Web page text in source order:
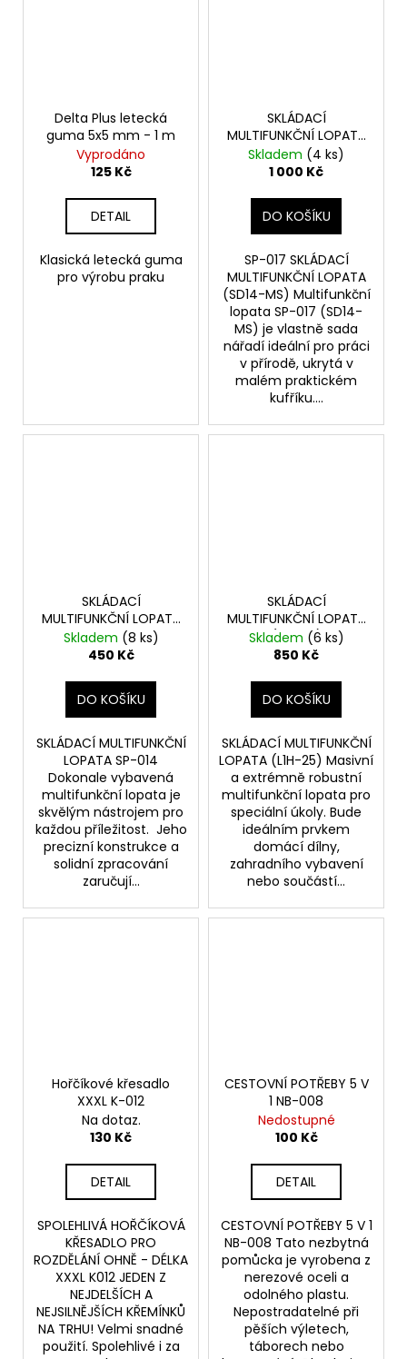
Delta Plus letecká
guma 5x5 mm - 1 m
Vyprodáno
125 Kč
DETAIL
Klasická letecká guma
pro výrobu praku
SKLÁDACÍ
MULTIFUNKČNÍ LOPATA
SP-017
Skladem (4 ks)
1 000 Kč
DO KOŠÍKU
SP-017 SKLÁDACÍ
MULTIFUNKČNÍ LOPATA
(SD14-MS) Multifunkční
lopata SP-017 (SD14-
MS) je vlastně sada
nářadí ideální pro práci
v přírodě, ukrytá v
malém praktickém
kufříku....
SKLÁDACÍ
MULTIFUNKČNÍ LOPATA
SP-014
Skladem (8 ks)
450 Kč
DO KOŠÍKU
SKLÁDACÍ MULTIFUNKČNÍ
LOPATA SP-014
Dokonale vybavená
multifunkční lopata je
skvělým nástrojem pro
každou příležitost. Jeho
precizní konstrukce a
solidní zpracování
zaručují...
SKLÁDACÍ
MULTIFUNKČNÍ LOPATA
(L1H-25)
Skladem (6 ks)
850 Kč
DO KOŠÍKU
SKLÁDACÍ MULTIFUNKČNÍ
LOPATA (L1H-25) Masivní
a extrémně robustní
multifunkční lopata pro
speciální úkoly. Bude
ideálním prvkem
domácí dílny,
zahradního vybavení
nebo součástí...
Hořčíkové křesadlo
XXXL K-012
Na dotaz.
130 Kč
DETAIL
SPOLEHLIVÁ HOŘČÍKOVÁ
KŘESADLO PRO
ROZDĚLÁNÍ OHNĚ - DÉLKA
XXXL K012 JEDEN Z
NEJDELŠÍCH A
NEJSILNĚJŠÍCH KŘEMÍNKŮ
NA TRHU! Velmi snadné
použití. Spolehlivé i za
CESTOVNÍ POTŘEBY 5 V
1 NB-008
Nedostupné
100 Kč
DETAIL
CESTOVNÍ POTŘEBY 5 V 1
NB-008 Tato nezbytná
pomůcka je vyrobena z
nerezové oceli a
odolného plastu.
Nepostradatelné při
pěších výletech,
táborech nebo